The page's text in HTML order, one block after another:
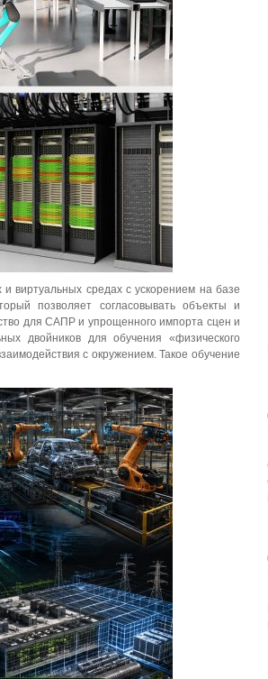
виртуальных средах с ускорением на базе
позволяет согласовывать объекты и
для САПР и упрощенного импорта сцен и
двойников для обучения «физического
с окружением. Такое обучение